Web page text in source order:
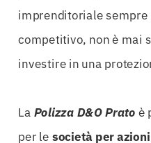
imprenditoriale sempre
competitivo, non è mai
investire in una
La Polizza D&O Prato è
per le società per azioni